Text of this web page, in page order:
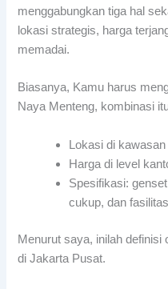
menggabungkan tiga hal
lokasi strategis, harga
memadai.
Biasanya, Kamu harus
Naya Menteng, kombinasi
Lokasi di
Harga di level
Spesifikasi:
cukup, dan
Menurut saya, inilah definisi
di Jakarta Pusat.